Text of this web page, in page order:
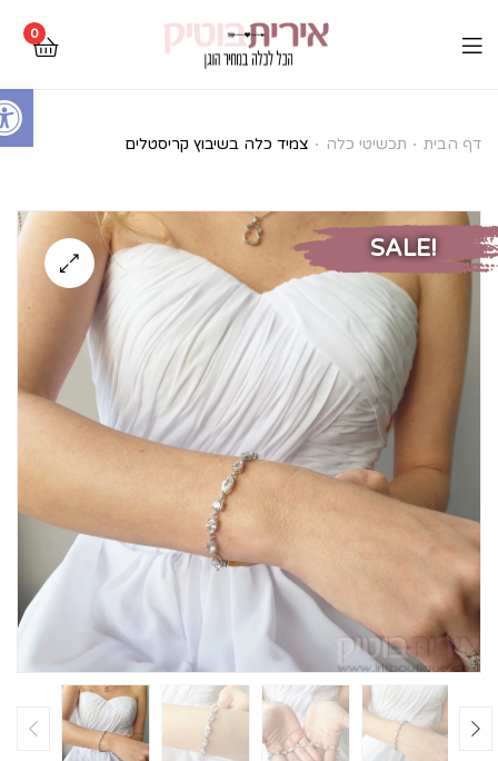
Open toolbar
0
צמיד
בשיבוץ
קריסטלים
דף הבית תכשיטי כלה צמיד כלה בשיבוץ קריסטלים
SALE!